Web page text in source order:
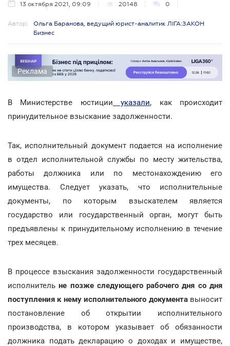
13 октября 2021, 09:09 20148 0
Автор:
Ольга Баранова, ведущий юрист-аналитик ЛІГА:ЗАКОН
Бизнес
Реклама
В Министерстве юстиции указали, как происходит
принудительное взыскание задолженности.
Так, исполнительный документ подается на исполнение
в отдел исполнительной службы по месту жительства,
работы должника или по местонахождению его
имущества. Следует указать, что исполнительные
документы, по которым взыскателем является
государство или государственный орган, могут быть
предъявлены к принудительному исполнению в течение
трех месяцев.
В процессе взыскания задолженности государственный
исполнитель не позже следующего рабочего дня со дня
поступления к нему исполнительного документавыносит
постановление об открытии исполнительного
производства, в котором указывает об обязанности
должника подать декларацию о доходах и имуществе,